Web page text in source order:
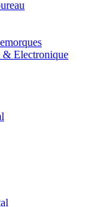
& Electronique